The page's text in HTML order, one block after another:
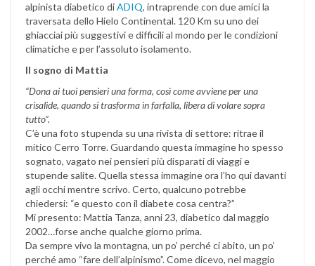
alpinista diabetico diADIQ, intraprende con due amici la
traversata dello Hielo Continental. 120 Km su uno dei
ghiacciai più suggestivi e difficili al mondo per le condizioni
climatiche e per l’assoluto isolamento.
Il sogno di Mattia
“Dona ai tuoi pensieri una forma, così come avviene per una
crisalide, quando si trasforma in farfalla, libera di volare sopra
tutto”.
C’è una foto stupenda su una rivista di settore: ritrae il
mitico Cerro Torre. Guardando questa immagine ho spesso
sognato, vagato nei pensieri più disparati di viaggi e
stupende salite. Quella stessa immagine ora l’ho qui davanti
agli occhi mentre scrivo. Certo, qualcuno potrebbe
chiedersi: “e questo con il diabete cosa centra?”
Mi presento: Mattia Tanza, anni 23, diabetico dal maggio
2002…forse anche qualche giorno prima.
Da sempre vivo la montagna, un po’ perché ci abito, un po’
perché amo “fare dell’alpinismo”. Come dicevo, nel maggio